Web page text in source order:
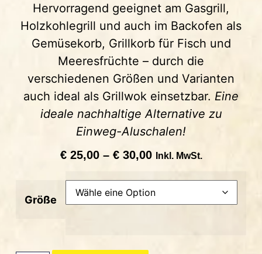
Hervorragend geeignet am Gasgrill,
Holzkohlegrill und auch im Backofen als
Gemüsekorb, Grillkorb für Fisch und
Meeresfrüchte – durch die
verschiedenen Größen und Varianten
auch ideal als Grillwok einsetzbar. Eine
ideale nachhaltige Alternative zu
Einweg-Aluschalen!
€25,00 – €30,00 Inkl. MwSt.
Größe